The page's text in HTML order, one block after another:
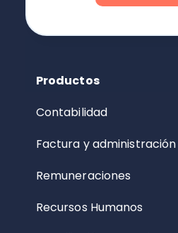
Productos
Contabilidad
Factura y administración
Remuneraciones
Recursos Humanos